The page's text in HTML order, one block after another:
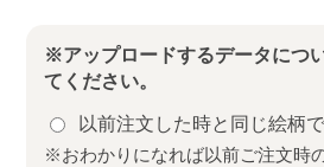
※アップロードするデータにつ
てください。
以前注文した時と同じ絵柄
※おわかりになれば以前ご注文時